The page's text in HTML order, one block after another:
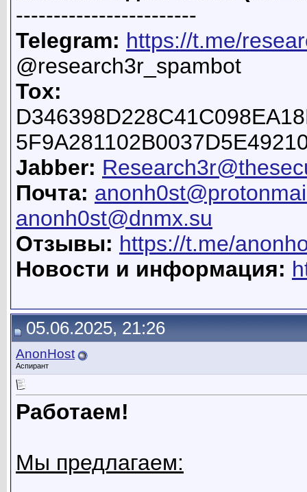
------------------------
Telegram: https://t.me/
@research3r_spambot
Tox:
Jabber:
Почта:
anonh0st@dnmx.su
Отзывы: https://t.me/
Новости и информация:
05.06.2025, 21:26
AnonHost
Аспирант
Работаем!
Мы предлагаем: